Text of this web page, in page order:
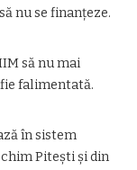
nu se finanțeze.
să nu mai
falimentată.
în sistem
Pitești și din